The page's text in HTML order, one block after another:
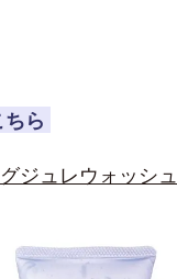
ら
ジュレウォッシュ